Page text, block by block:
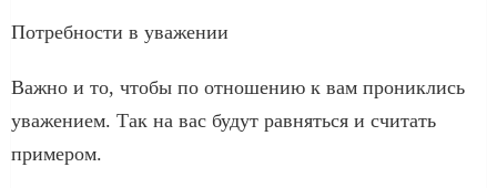
Потребности в уважении
Важно и то, чтобы по отношению к вам прониклись
уважением. Так на вас будут равняться и считать
примером.